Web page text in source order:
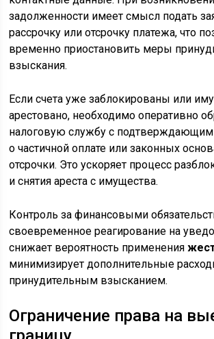
задолженности имеет смысл подать
рассрочку или отсрочку платежа, что
временно приостановить меры
взыскания.
Если счета уже заблокированы или
арестовано, необходимо оперативно
налоговую службу с
о частичной оплате или законных
отсрочки. Это ускоряет процесс
и снятия ареста с имущества.
Контроль за финансовыми
своевременное реагирование на
снижает вероятность применения
минимизирует дополнительные
принудительным взысканием.
Ограничение права на